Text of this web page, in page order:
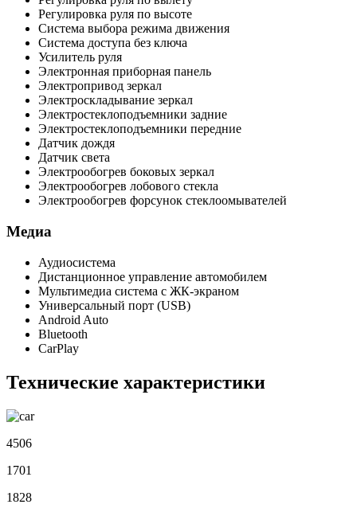
Регулировка руля по высоте
Система выбора режима движения
Система доступа без ключа
Усилитель руля
Электронная приборная панель
Электропривод зеркал
Электроскладывание зеркал
Электростеклоподъемники задние
Электростеклоподъемники передние
Датчик дождя
Датчик света
Электрообогрев боковых зеркал
Электрообогрев лобового стекла
Электрообогрев форсунок стеклоомывателей
Медиа
Аудиосистема
Дистанционное управление автомобилем
Мультимедиа система с ЖК-экраном
Универсальный порт (USB)
Android Auto
Bluetooth
CarPlay
Технические характеристики
4506
1701
1828